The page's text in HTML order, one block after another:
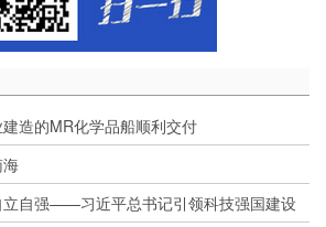
造的MR化学品船顺利交付
立自强——习近平总书记引领科技强国建设